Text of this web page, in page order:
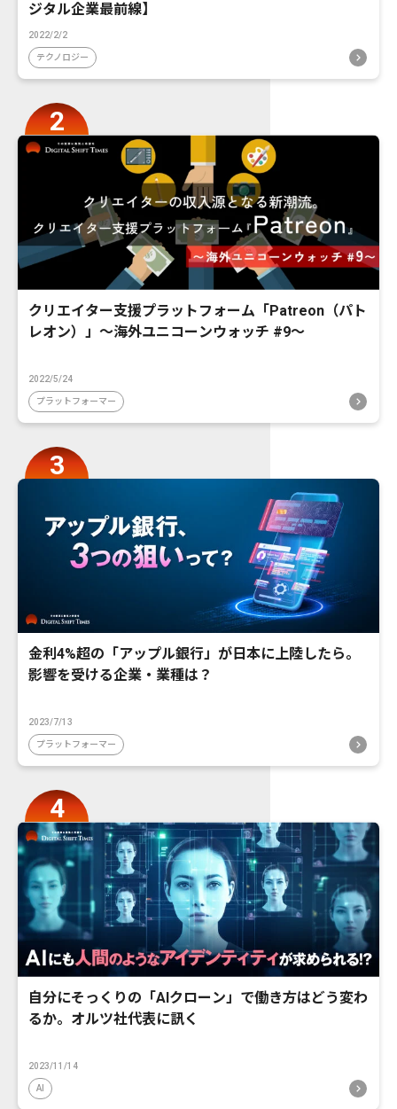
ジタル企業最前線】
2022/2/2
テクノロジー
クリエイター支援プラットフォーム「Patreon（パト
レオン）」〜海外ユニコーンウォッチ #9〜
2022/5/24
プラットフォーマー
金利4%超の「アップル銀行」が日本に上陸したら。
影響を受ける企業・業種は？
2023/7/13
プラットフォーマー
自分にそっくりの「AIクローン」で働き方はどう変わ
るか。オルツ社代表に訊く
2023/11/14
AI